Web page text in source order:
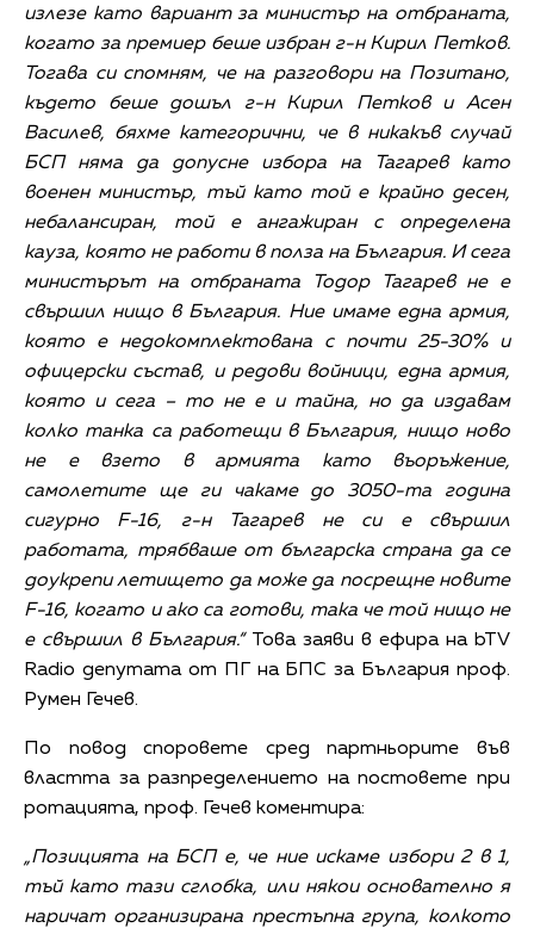
излезе като вариант за министър на отбраната,
когато за премиер беше избран г-н Кирил Петков.
Тогава си спомням, че на разговори на Позитано,
където беше дошъл г-н Кирил Петков и Асен
Василев, бяхме категорични, че в никакъв случай
БСП няма да допусне избора на Тагарев като
военен министър, тъй като той е крайно десен,
небалансиран, той е ангажиран с определена
кауза, която не работи в полза на България. И сега
министърът на отбраната Тодор Тагарев не е
свършил нищо в България. Ние имаме една армия,
която е недокомплектована с почти 25-30% и
офицерски състав, и редови войници, една армия,
която и сега – то не е и тайна, но да издавам
колко танка са работещи в България, нищо ново
не е взето в армията като въоръжение,
самолетите ще ги чакаме до 3050-та година
сигурно F-16, г-н Тагарев не си е свършил
работата, трябваше от българска страна да се
доукрепи летището да може да посрещне новите
F-16, когато и ако са готови, така че той нищо не
е свършил в България.“Това заяви в ефира на bTV
Radio депутата от ПГ на БПС за България проф.
Румен Гечев.
По повод споровете сред партньорите във
властта за разпределението на постовете при
ротацията, проф. Гечев коментира:
„Позицията на БСП е, че ние искаме избори 2 в 1,
тъй като тази сглобка, или някои основателно я
наричат организирана престъпна група, колкото